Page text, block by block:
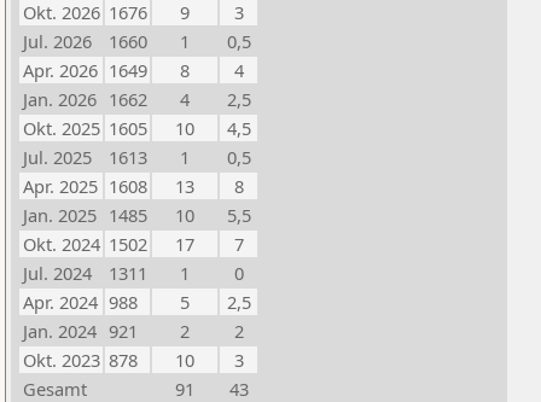
Okt. 2026 1676 9
3
Jul. 2026
1660 1
0,5
Apr. 2026 1649 8
4
Jan. 2026 1662 4
2,5
Okt. 2025 1605 10
4,5
Jul. 2025
1613 1
0,5
Apr. 2025 1608 13
8
Jan. 2025 1485 10
5,5
Okt. 2024 1502 17
7
Jul. 2024
1311 1
0
Apr. 2024 988 5
2,5
Jan. 2024 921 2
2
Okt. 2023 878 10
3
Gesamt
91 43